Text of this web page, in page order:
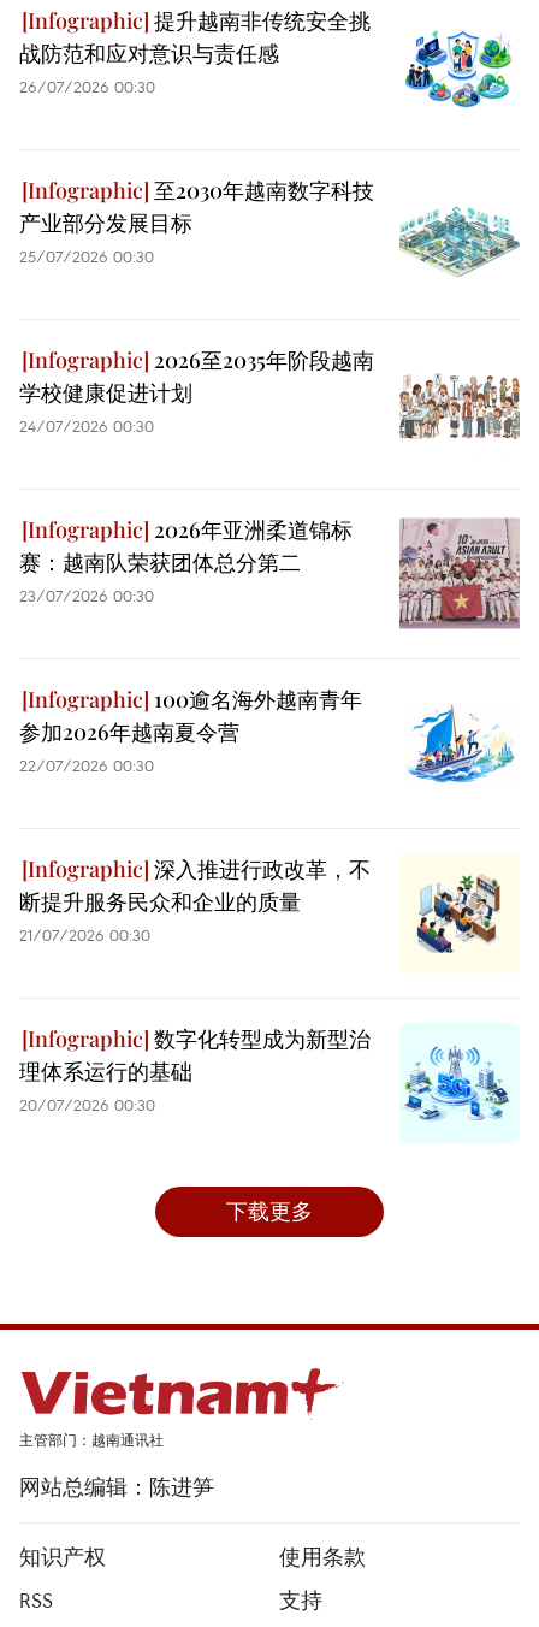
提升越南非传统安全挑
战防范和应对意识与责任感
26/07/2026 00:30
至2030年越南数字科技
产业部分发展目标
25/07/2026 00:30
2026至2035年阶段越南
学校健康促进计划
24/07/2026 00:30
2026年亚洲柔道锦标
赛：越南队荣获团体总分第二
23/07/2026 00:30
100逾名海外越南青年
参加2026年越南夏令营
22/07/2026 00:30
深入推进行政改革，不
断提升服务民众和企业的质量
21/07/2026 00:30
数字化转型成为新型治
理体系运行的基础
20/07/2026 00:30
下载更多
主管部门：越南通讯社
网站总编辑：陈进笋
知识产权
使用条款
RSS
支持